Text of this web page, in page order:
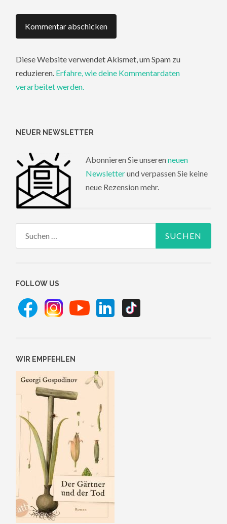
Diese Website verwendet Akismet, um Spam zu
reduzieren. Erfahre, wie deine Kommentardaten
verarbeitet werden.
NEUER NEWSLETTER
Abonnieren Sie unseren neuen
Newsletterund verpassen Sie keine
neue Rezension mehr.
FOLLOW US
WIR EMPFEHLEN